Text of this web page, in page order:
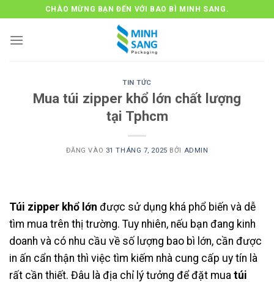
qua
nội
CHÀO MỪNG BẠN ĐẾN VỚI BAO BÌ MINH SANG.
TIN TỨC
Mua túi zipper khổ lớn chất lượng
tại Tphcm
ĐĂNG VÀO 31 THÁNG 7, 2025 BỞI ADMIN
Túi zipper khổ lớn được sử dụng khá phổ biến và dễ
tìm mua trên thị trường. Tuy nhiên, nếu bạn đang kinh
doanh và có nhu cầu về số lượng bao bì lớn, cần được
in ấn cẩn thận thì việc tìm kiếm nhà cung cấp uy tín là
rất cần thiết. Đâu là địa chỉ lý tưởng để đặt mua túi